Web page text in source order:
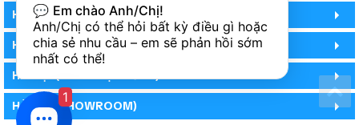
HỒ CHÍ MINH
HỒ CHÍ MINH (PHÒNG BẢO HÀNH)
HÀ NỘI (DEMO HỆ THỐNG)
HÀ NỘI (SHOWROOM)
💬 Em chào Anh/Chị!
Anh/Chị có thể hỏi bất kỳ điều gì hoặc
chia sẻ nhu cầu – em sẽ phản hồi sớm
nhất có thể!
1